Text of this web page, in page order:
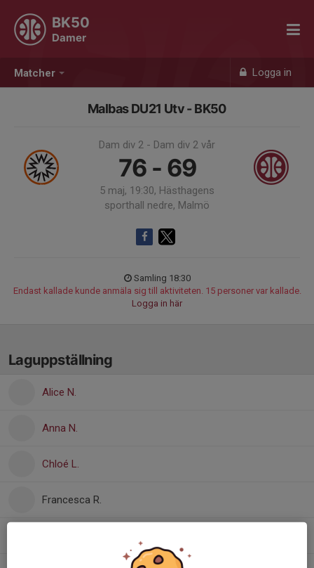
Matcher Logga in
BK50
Damer
Malbas DU21 Utv - BK50
Dam div 2 - Dam div 2 vår
76 - 69
5 maj, 19:30, Hästhagens
sporthall nedre, Malmö
Samling 18:30
Endast kallade kunde anmäla sig till aktiviteten. 15 personer var kallade.
Logga in här
Laguppställning
Alice N.
Anna N.
Chloé L.
Francesca R.